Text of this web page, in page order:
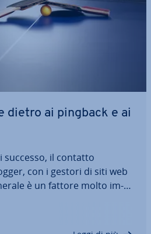
dietro ai pingback e ai
successo, il contatto
con i gestori di siti web
è un fattore molto im­
blogger, si ottengono non